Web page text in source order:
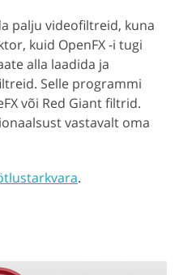
palju videofiltreid, kuna
kuid OpenFX -i tugi
alla laadida ja
Selle programmi
või Red Giant filtrid.
vastavalt oma
.